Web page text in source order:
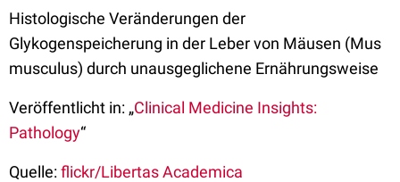
Histologische Veränderungen der
Glykogenspeicherung in der Leber von Mäusen (Mus
musculus) durch unausgeglichene Ernährungsweise
Veröffentlicht in: „Clinical Medicine Insights:
Pathology“
Quelle:flickr/Libertas Academica